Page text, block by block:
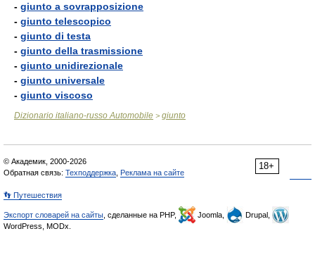
- giunto a sovrapposizione
- giunto telescopico
- giunto di testa
- giunto della trasmissione
- giunto unidirezionale
- giunto universale
- giunto viscoso
Dizionario italiano-russo Automobile > giunto
18+
© Академик, 2000-2026
Обратная связь: Техподдержка Реклама на сайте
👣 Путешествия
Экспорт словарей на сайты , сделанные на PHP, Joomla,
Drupal,
WordPress, MODx.